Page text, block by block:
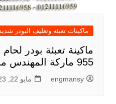
ماكينات تعبئه وتغليف البودر
ماكينة تعبئة بودر
955 ماركة المهندس منسى
engmansy مايو 22, 2023